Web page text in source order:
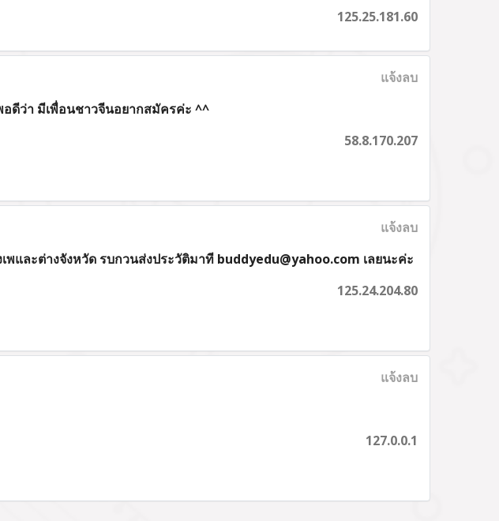
125.25.181.60
แจ้งลบ
ดีว่า มีเพื่อนชาวจีนอยากสมัครค่ะ ^^
58.8.170.207
แจ้งลบ
พและต่างจังหวัด รบกวนส่งประวัติมาที buddyedu@yahoo.com เลยนะค่ะ
125.24.204.80
แจ้งลบ
127.0.0.1